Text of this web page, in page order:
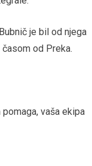
je bil od njega
od Preka.
vaša ekipa